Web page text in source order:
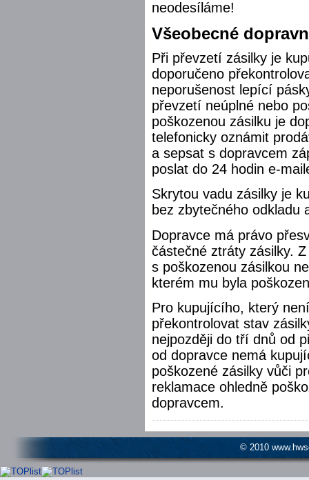
neodesíláme!
Všeobecné
Při převzetí zásilky je
doporučeno
neporušenost lepící
převzetí neúplné nebo
poškozenou zásilku je
telefonicky oznámit
a sepsat s dopravcem
poslat do 24 hodin e-
Skrytou vadu zásilky je
bez zbytečného odkladu
Dopravce má právo
částečné ztráty zásilky.
s poškozenou zásilkou
kterém mu byla
Pro kupujícího, který
překontrolovat stav
nejpozději do tří dnů od
od dopravce nemá
poškozené zásilky vůči
reklamace ohledně
dopravcem.
© 2010